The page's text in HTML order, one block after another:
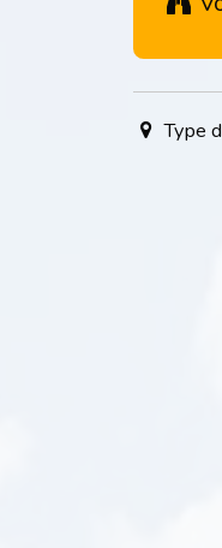
Type